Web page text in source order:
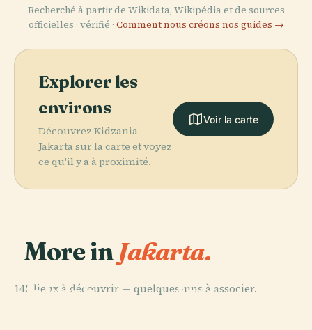
Recherché à partir de Wikidata, Wikipédia et de sources
officielles · vérifié · Comment nous créons nos guides →
Explorer les
environs
Découvrez Kidzania
Jakarta sur la carte et voyez
ce qu'il y a à proximité.
Voir la carte
More in Jakarta.
145 lieux à découvrir — quelques-uns à associer.
Indonesia
Ancol
PLACE PLACE